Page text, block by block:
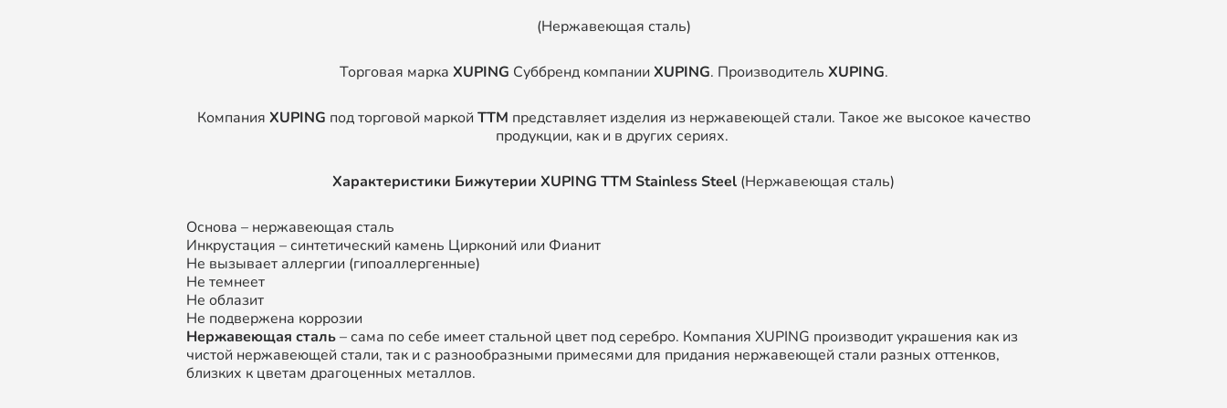
(Нержавеющая сталь)
Торговая марка XUPING Суббренд компании XUPING. Производитель XUPING.
Компания XUPING под торговой маркой TTM представляет изделия из нержавеющей стали. Такое же высокое качество
продукции, как и в других сериях.
Характеристики Бижутерии XUPING TTM Stainless Steel (Нержавеющая сталь)
Основа – нержавеющая сталь
Инкрустация – синтетический камень Цирконий или Фианит
Не вызывает аллергии (гипоаллергенные)
Не темнеет
Не облазит
Не подвержена коррозии
Нержавеющая сталь– сама по себе имеет стальной цвет под серебро. Компания XUPING производит украшения как из
чистой нержавеющей стали, так и с разнообразными примесями для придания нержавеющей стали разных оттенков,
близких к цветам драгоценных металлов.